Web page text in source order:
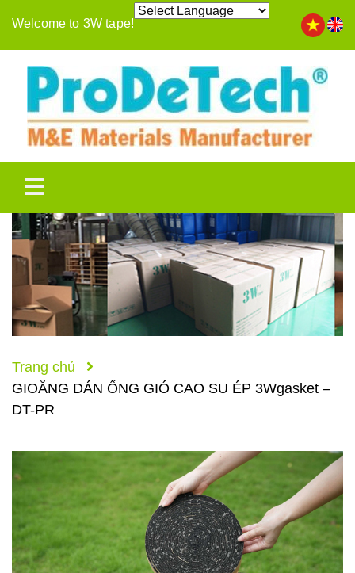
Welcome to 3W tape!
Trang chủ
GIOĂNG DÁN ỐNG GIÓ CAO SU ÉP 3Wgasket –
DT-PR